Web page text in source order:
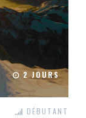
2 JOURS
DÉBUTANT